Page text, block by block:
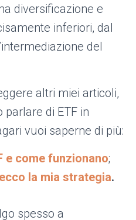
diversificazione e
inferiori, dal
del
altri miei articoli,
di ETF in
vuoi saperne di più:
e come funzionano;
la mia strategia.
spesso a